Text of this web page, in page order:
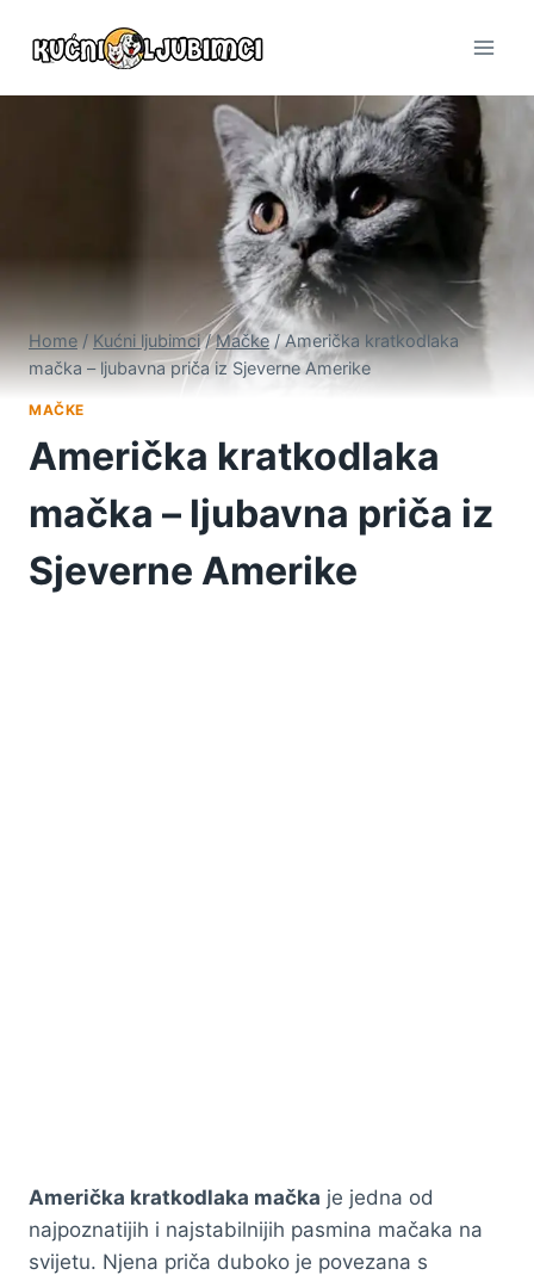
Home / Kućni ljubimci / Mačke / Američka kratkodlaka
mačka – ljubavna priča iz Sjeverne Amerike
MAČKE
Američka kratkodlaka
mačka – ljubavna priča iz
Sjeverne Amerike
Američka kratkodlaka mačka je jedna od
najpoznatijih i najstabilnijih pasmina mačaka na
svijetu. Njena priča duboko je povezana s